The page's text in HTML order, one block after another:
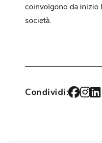
coinvolgono da
società.
Condividi: